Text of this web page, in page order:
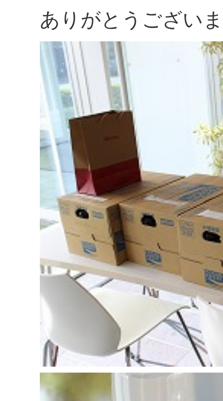
ありがとうござい